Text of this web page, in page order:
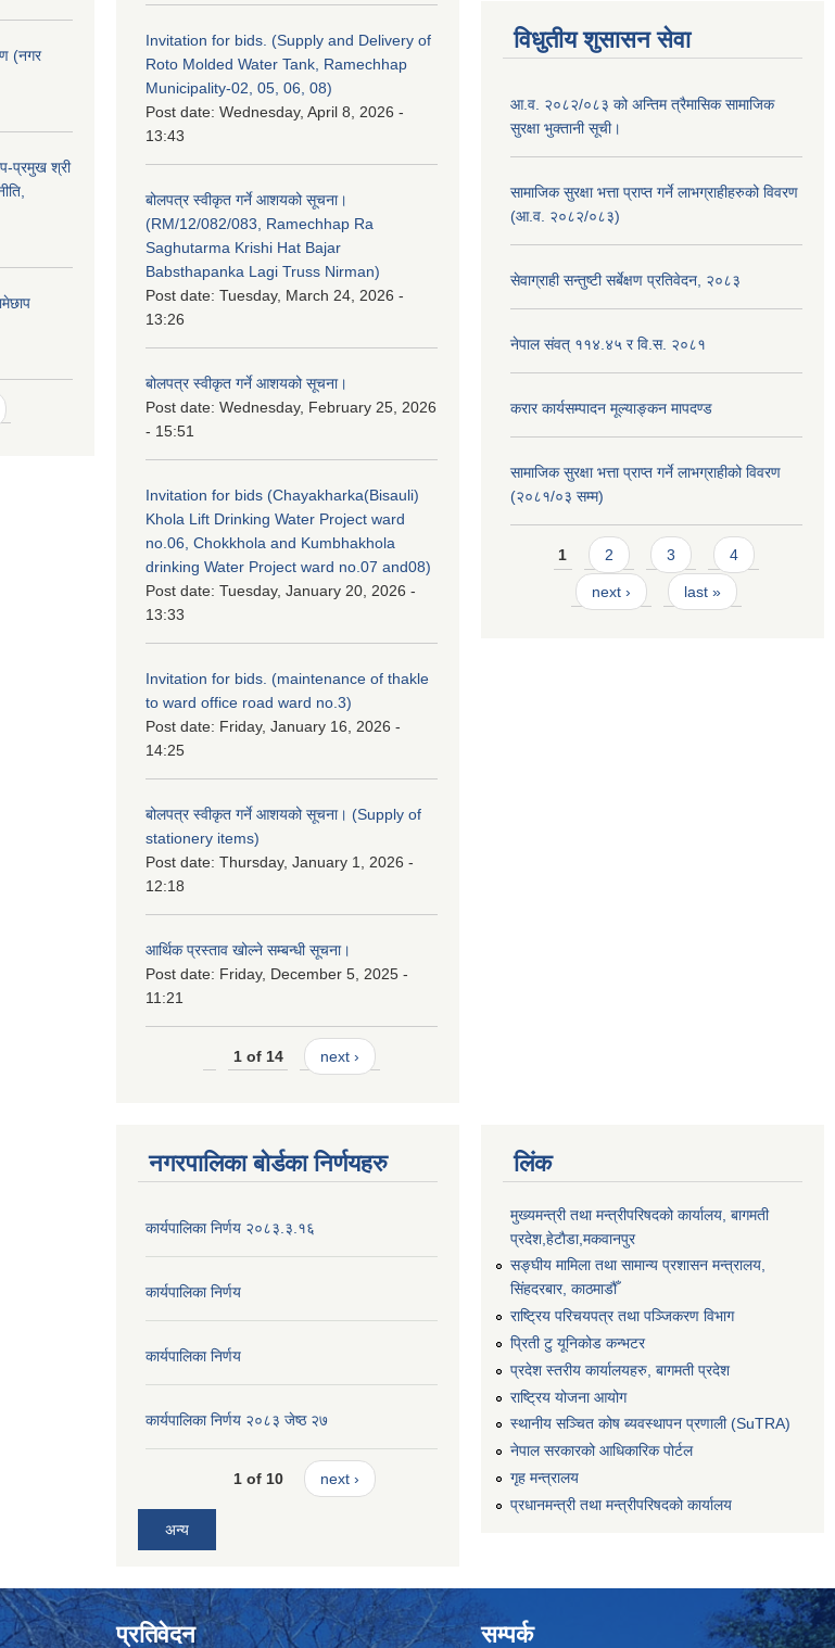
(नगर
प्रमुख श्री
Invitation for bids. (Supply and Delivery of
Roto Molded Water Tank, Ramechhap
Municipality-02, 05, 06, 08)
Post date: Wednesday, April 8, 2026 -
13:43
बोलपत्र स्वीकृत गर्ने आशयको सूचना।
(RM/12/082/083, Ramechhap Ra
Saghutarma Krishi Hat Bajar
Babsthapanka Lagi Truss Nirman)
Post date: Tuesday, March 24, 2026 -
13:26
बोलपत्र स्वीकृत गर्ने आशयको सूचना।
Post date: Wednesday, February 25, 2026
- 15:51
Invitation for bids (Chayakharka(Bisauli)
Khola Lift Drinking Water Project ward
no.06, Chokkhola and Kumbhakhola
drinking Water Project ward no.07 and08)
Post date: Tuesday, January 20, 2026 -
13:33
Invitation for bids. (maintenance of thakle
to ward office road ward no.3)
Post date: Friday, January 16, 2026 -
14:25
बोलपत्र स्वीकृत गर्ने आशयको सूचना। (Supply of
stationery items)
Post date: Thursday, January 1, 2026 -
12:18
आर्थिक प्रस्ताव खोल्ने सम्बन्धी सूचना।
Post date: Friday, December 5, 2025 -
11:21
1 of 14 next ›
विधुतीय शुसासन सेवा
आ.व. २०८२/०८३ को अन्तिम त्रैमासिक सामाजिक
सुरक्षा भुक्तानी सूची।
सामाजिक सुरक्षा भत्ता प्राप्त गर्ने लाभग्राहीहरुको विवरण
(आ.व. २०८२/०८३)
सेवाग्राही सन्तुष्टी सर्बेक्षण प्रतिवेदन, २०८३
नेपाल संवत् ११४.४५ र वि.स. २०८१
करार कार्यसम्पादन मूल्याङ्कन मापदण्ड
सामाजिक सुरक्षा भत्ता प्राप्त गर्ने लाभग्राहीको विवरण
(२०८१/०३ सम्म)
Pages
1 2 3 4
next › last »
नगरपालिका बोर्डका निर्णयहरु
कार्यपालिका निर्णय २०८३.३.१६
कार्यपालिका निर्णय
कार्यपालिका निर्णय
कार्यपालिका निर्णय २०८३ जेष्ठ २७
1 of 10 next ›
अन्य
लिंक
मुख्यमन्त्री तथा मन्त्रीपरिषदको कार्यालय, बागमती
प्रदेश,हेटाैडा,मकवानपुर
सङ्‍घीय मामिला तथा सामान्य प्रशासन मन्त्रालय,
सिंहदरबार, काठमाडौँ
राष्ट्रिय परिचयपत्र तथा पञ्जिकरण विभाग
प्रिती टु यूनिकोड कन्भटर
प्रदेश स्तरीय कार्यालयहरु, बागमती प्रदेश
राष्ट्रिय योजना आयोग
स्थानीय सञ्चित कोष ब्यवस्थापन प्रणाली (SuTRA)
नेपाल सरकारको आधिकारिक पोर्टल
गृह मन्त्रालय
प्रधानमन्त्री तथा मन्त्रीपरिषदको कार्यालय
प्रतिवेदन सम्पर्क